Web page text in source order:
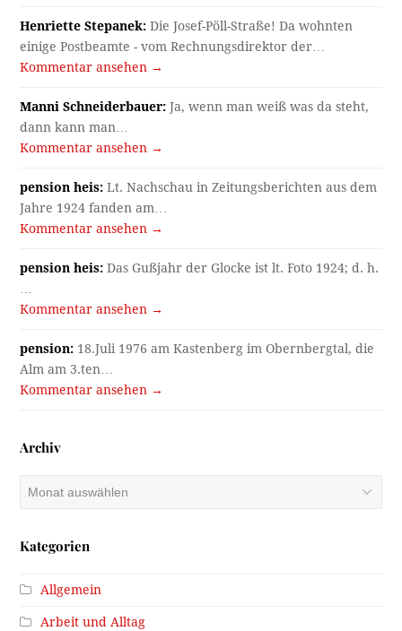
Henriette Stepanek: Die Josef-Pöll-Straße! Da wohnten
einige Postbeamte - vom Rechnungsdirektor der…
Kommentar ansehen →
Manni Schneiderbauer: Ja, wenn man weiß was da steht,
dann kann man…
Kommentar ansehen →
pension heis: Lt. Nachschau in Zeitungsberichten aus dem
Jahre 1924 fanden am…
Kommentar ansehen →
pension heis: Das Gußjahr der Glocke ist lt. Foto 1924; d. h.
…
Kommentar ansehen →
pension: 18.Juli 1976 am Kastenberg im Obernbergtal, die
Alm am 3.ten…
Kommentar ansehen →
Archiv
Archiv
Kategorien
Allgemein
Arbeit und Alltag